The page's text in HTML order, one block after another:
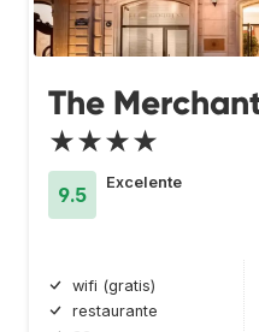
The
★★★★
9.5
Excelente
wifi (gratis)
restaurante